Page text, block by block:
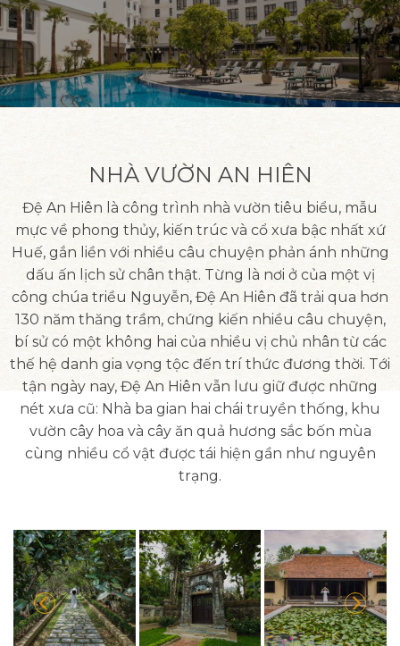
NHÀ VƯỜN AN HIÊN
Đệ An Hiên là công trình nhà vườn tiêu biểu, mẫu
mực về phong thủy, kiến trúc và cổ xưa bậc nhất xứ
Huế, gắn liền với nhiều câu chuyện phản ánh những
dấu ấn lịch sử chân thật. Từng là nơi ở của một vị
công chúa triều Nguyễn, Đệ An Hiên đã trải qua hơn
130 năm thăng trầm, chứng kiến nhiều câu chuyện,
bí sử có một không hai của nhiều vị chủ nhân từ các
thế hệ danh gia vọng tộc đến trí thức đương thời. Tới
tận ngày nay, Đệ An Hiên vẫn lưu giữ được những
nét xưa cũ: Nhà ba gian hai chái truyền thống, khu
vườn cây hoa và cây ăn quả hương sắc bốn mùa
cùng nhiều cổ vật được tái hiện gần như nguyên
trạng.